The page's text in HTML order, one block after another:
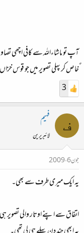
آپ تو ماشاءاللہ سے کافی اچھی
ٌخاص کر پہلی تصویر میں جو
3
ف فہیم
لائبریرین
جون 6، 2009
یہ ایک میری طرف سے بھی۔
اتفاق سے اپنے اوتار والی تصویر